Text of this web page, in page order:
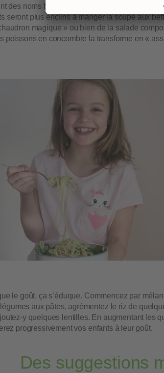
des noms fantaisistes. Faites preuve
seront plus enclins à manger la soupe aux
magique » ou bien de la salade
poissons en concombre la transforme en «
le goût, ça s’éduque. Commencez par
aux pâtes, agrémentez le riz de
y quelques lentilles. En augmentant les
progressivement vos enfants à leur goût.
Des suggestions